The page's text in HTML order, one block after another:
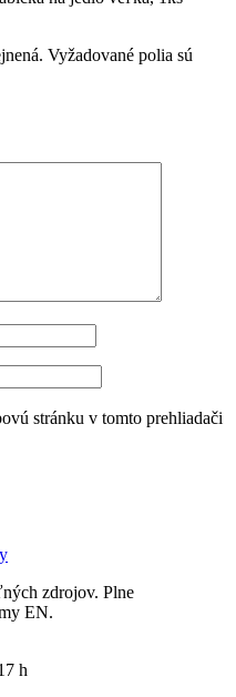
Vyžadované polia sú
stránku v tomto prehliadači
zdrojov. Plne
EN.
h